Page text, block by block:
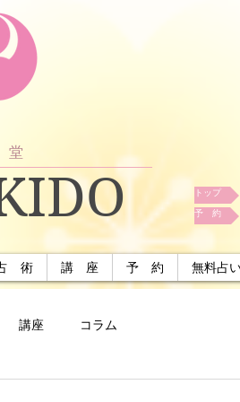
トップ
予 約
術 講 座 予 約 無料占
講座 コラム